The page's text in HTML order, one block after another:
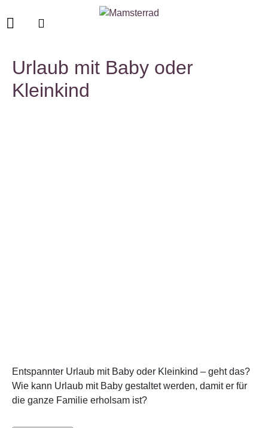
Urlaub mit Baby oder
Kleinkind
Entspannter Urlaub mit Baby oder Kleinkind – geht das?
Wie kann Urlaub mit Baby gestaltet werden, damit er für
die ganze Familie erholsam ist?